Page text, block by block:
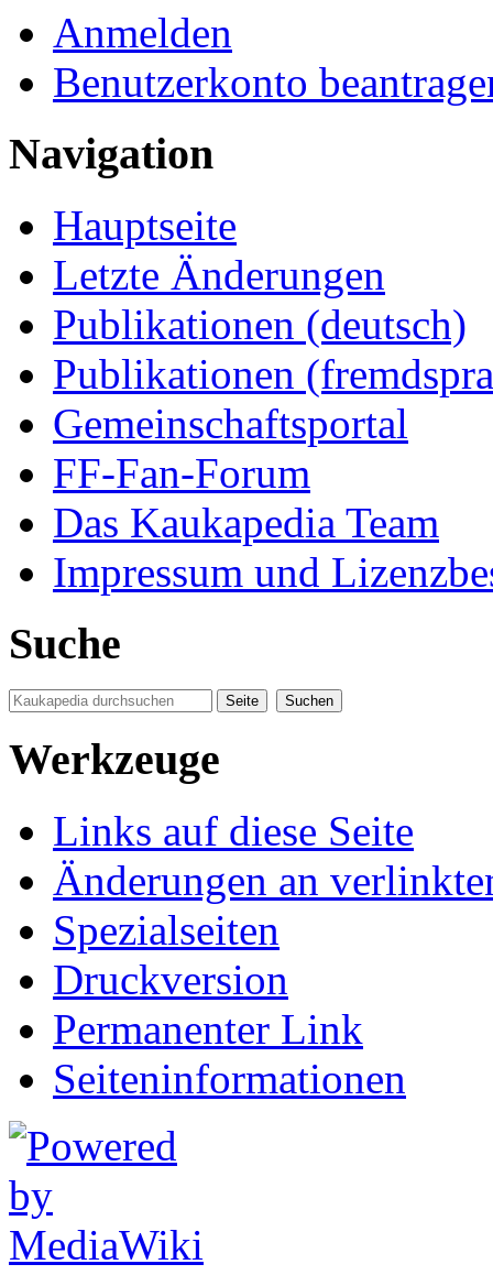
Anmelden
Benutzerkonto
Navigation
Hauptseite
Letzte Änderungen
Publikationen (deutsch)
Publikationen
Gemeinschaftsportal
FF-Fan-Forum
Das Kaukapedia Team
Impressum und
Suche
Werkzeuge
Links auf diese Seite
Änderungen an
Spezialseiten
Druckversion
Permanenter Link
Seiten­informationen